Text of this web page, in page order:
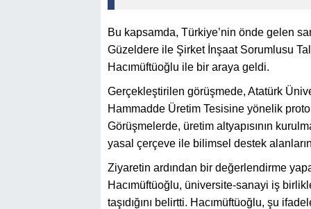
Bu kapsamda, Türkiye’nin önde gelen
Güzeldere ile Şirket İnşaat Sorumlusu
Hacımüftüoğlu ile bir araya geldi.
Gerçekleştirilen görüşmede, Atatürk
Hammadde Üretim Tesisine yönelik
Görüşmelerde, üretim altyapısının
yasal çerçeve ile bilimsel destek
Ziyaretin ardından bir değerlendirme
Hacımüftüoğlu, üniversite-sanayi iş
taşıdığını belirtti. Hacımüftüoğlu, şu